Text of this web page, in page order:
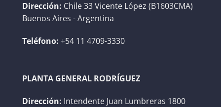
Dirección: Chile 33 Vicente López (B1603CMA)
Buenos Aires - Argentina
Teléfono: +54 11 4709-3330
PLANTA GENERAL RODRÍGUEZ
Dirección: Intendente Juan Lumbreras 1800